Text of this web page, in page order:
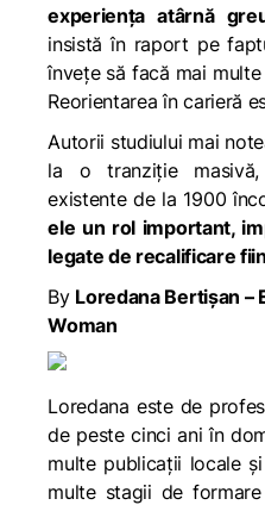
experiența atârnă
insistă în raport pe
înveţe să facă mai
Reorientarea în carieră
Autorii studiului mai
la o tranziţie
existente de la 1900
ele un rol important,
legate de recalificare
By Loredana Bertișan
Woman
Loredana este de
de peste cinci ani în
multe publicații locale
multe stagii de